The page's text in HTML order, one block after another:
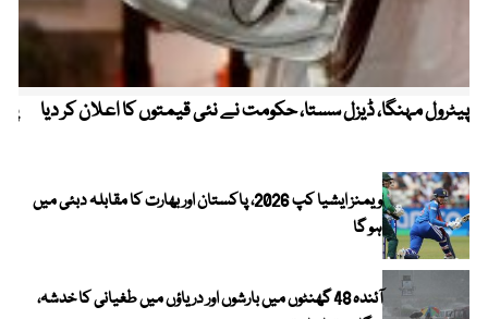
پیٹرول مہنگا، ڈیزل سستا، حکومت نے نئی قیمتوں کا اعلان کر دیا
ویمنز ایشیا کپ 2026، پاکستان اور بھارت کا مقابلہ دبئی میں
ہو گا
آئندہ 48 گھنٹوں میں بارشوں اور دریاؤں میں طغیانی کا خدشہ،